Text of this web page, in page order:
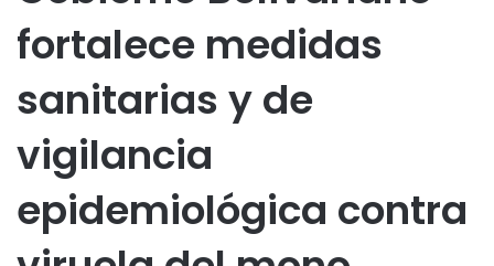
fortalece medidas
sanitarias y de
vigilancia
epidemiológica contra